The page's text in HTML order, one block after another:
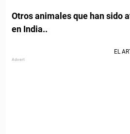
Otros animales que han sido
en India..